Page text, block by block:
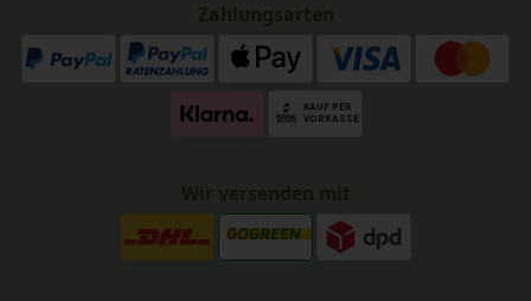
Zahlungsarten
Wir versenden mit